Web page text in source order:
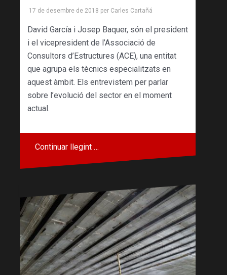
17 de desembre de 2018 per Carles Cartañá
David García i Josep Baquer, són el president
i el vicepresident de l’Associació de
Consultors d’Estructures (ACE), una entitat
que agrupa els tècnics especialitzats en
aquest àmbit. Els entrevistem per parlar
sobre l’evolució del sector en el moment
actual.
Continuar llegint …